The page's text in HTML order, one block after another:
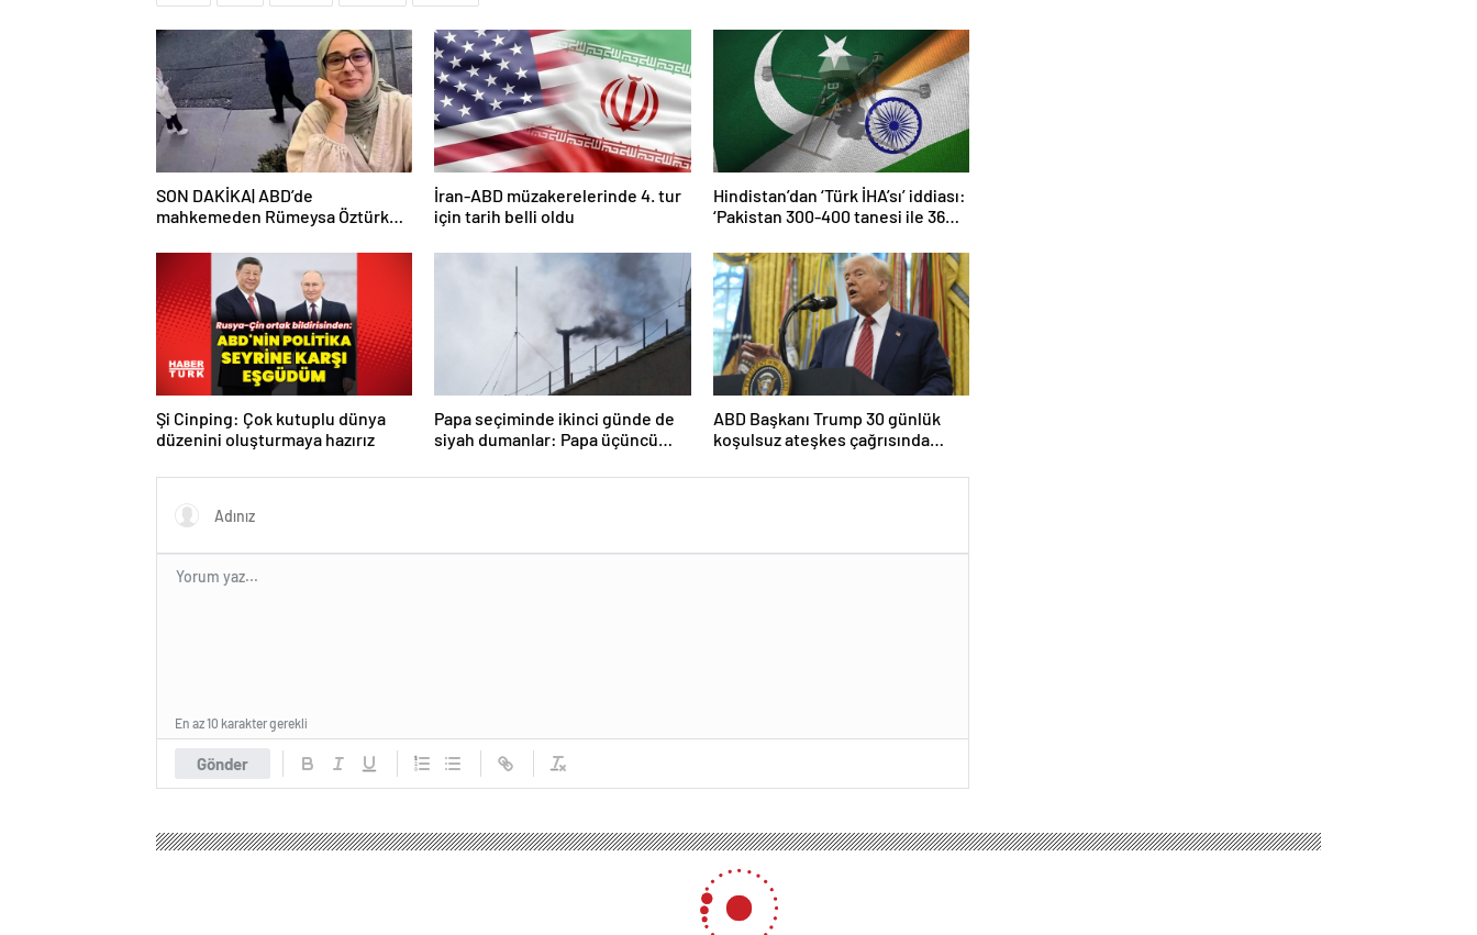
SON DAKİKA| ABD’de
mahkemeden Rümeysa Öztürk
İran-ABD müzakerelerinde 4. tur
için tarih belli oldu
Hindistan’dan ‘Türk İHA’sı’ iddiası:
‘Pakistan 300-400 tanesi ile 36
Şi Cinping: Çok kutuplu dünya
düzenini oluşturmaya hazırız
Papa seçiminde ikinci günde de
siyah dumanlar: Papa üçüncü
ABD Başkanı Trump 30 günlük
koşulsuz ateşkes çağrısında
Gönder
En az 10 karakter gerekli